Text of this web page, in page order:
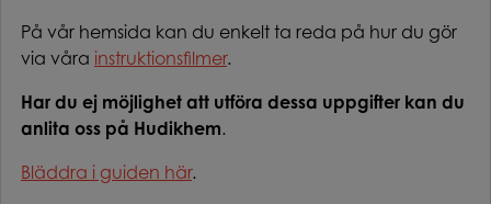
På vår hemsida kan du enkelt ta reda på hur du gör
via våra instruktionsfilmer.
Har du ej möjlighet att utföra dessa uppgifter kan du
anlita oss på Hudikhem.
Bläddra i guiden här.